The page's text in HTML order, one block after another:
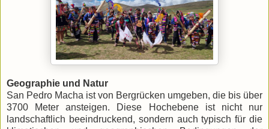
Geographie und Natur
San Pedro Macha ist von Bergrücken umgeben, die bis über
3700 Meter ansteigen. Diese Hochebene ist nicht nur
landschaftlich beeindruckend, sondern auch typisch für die